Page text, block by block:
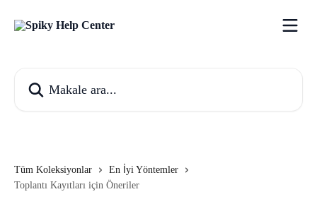
Tüm Koleksiyonlar
En İyi Yöntemler
Toplantı Kayıtları için Öneriler